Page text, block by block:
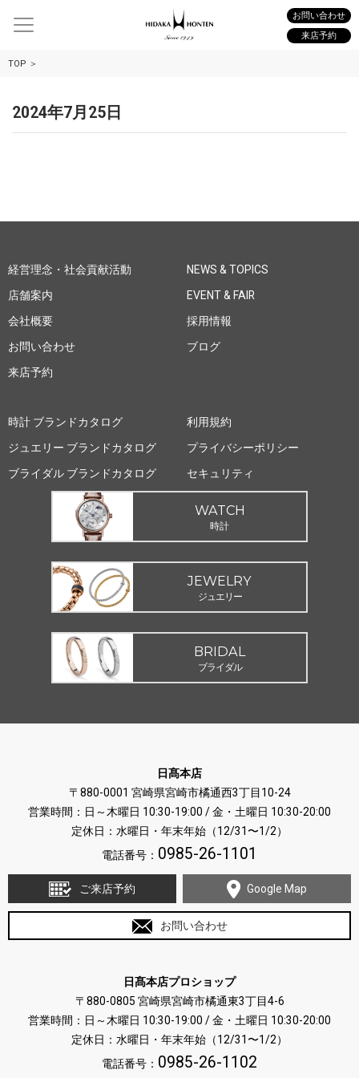
お問い合わせ
来店予約
TOP
2024年7月25日
経営理念・社会貢献活動
店舗案内
会社概要
お問い合わせ
来店予約
NEWS & TOPICS
EVENT & FAIR
採用情報
ブログ
時計 ブランドカタログ
ジュエリー ブランドカタログ
ブライダル ブランドカタログ
利用規約
プライバシーポリシー
セキュリティ
WATCH
時計
JEWELRY
ジュエリー
BRIDAL
ブライダル
日髙本店
〒880-0001 宮崎県宮崎市橘通西3丁目10-24
営業時間：日～木曜日 10:30-19:00 / 金・土曜日 10:30-20:00
定休日：水曜日・年末年始（12/31〜1/2）
電話番号： 0985-26-1101
ご来店予約 Google Map
お問い合わせ
日髙本店プロショップ
〒880-0805 宮崎県宮崎市橘通東3丁目4-6
営業時間：日～木曜日 10:30-19:00 / 金・土曜日 10:30-20:00
定休日：水曜日・年末年始（12/31〜1/2）
電話番号： 0985-26-1102